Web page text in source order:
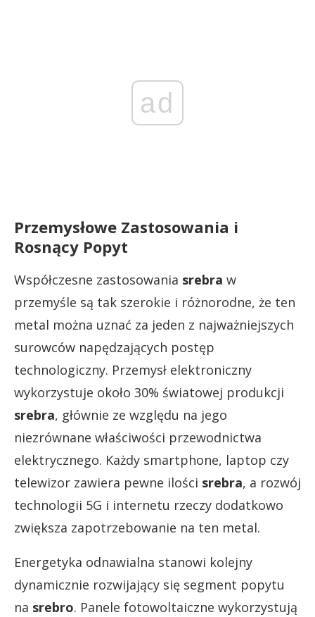
ad
Przemysłowe Zastosowania i
Rosnący Popyt
Współczesne zastosowania srebra w
przemyśle są tak szerokie i różnorodne, że ten
metal można uznać za jeden z najważniejszych
surowców napędzających postęp
technologiczny. Przemysł elektroniczny
wykorzystuje około 30% światowej produkcji
srebra, głównie ze względu na jego
niezrównane właściwości przewodnictwa
elektrycznego. Każdy smartphone, laptop czy
telewizor zawiera pewne ilości srebra, a rozwój
technologii 5G i internetu rzeczy dodatkowo
zwiększa zapotrzebowanie na ten metal.
Energetyka odnawialna stanowi kolejny
dynamicznie rozwijający się segment popytu
na srebro. Panele fotowoltaiczne wykorzystują